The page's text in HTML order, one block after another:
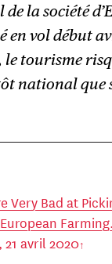
la société
en vol début
tourisme
national que
Very Bad at
avril 2020